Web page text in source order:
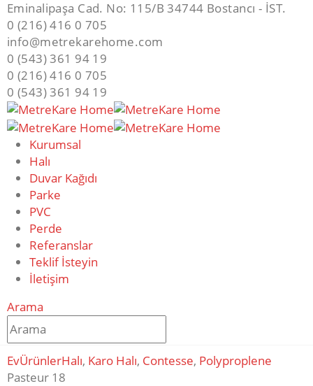
Eminalipaşa Cad. No: 115/B 34744 Bostancı - İST.
0 (216) 416 0 705
info@metrekarehome.com
0 (543) 361 94 19
0 (216) 416 0 705
0 (543) 361 94 19
Kurumsal
Halı
Duvar Kağıdı
Parke
PVC
Perde
Referanslar
Teklif İsteyin
İletişim
Arama
EvÜrünlerHalı, Karo Halı, Contesse, Polyproplene
Pasteur 18